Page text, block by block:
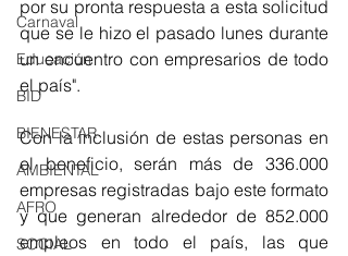
Carnaval
Educación
BID
BIENESTAR
AMBIENTAL
AFRO
SOCIAL
que se le hizo el pasado lunes durante
un encuentro con empresarios de todo
el país".
Con la inclusión de estas personas en
el beneficio, serán más de 336.000
empresas registradas bajo este formato
y que generan alrededor de 852.000
empleos en todo el país, las que